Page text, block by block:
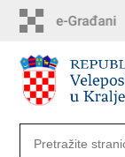
sadržaj